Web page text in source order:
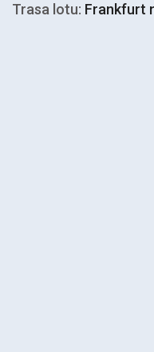
Trasa lotu: Frankfurt